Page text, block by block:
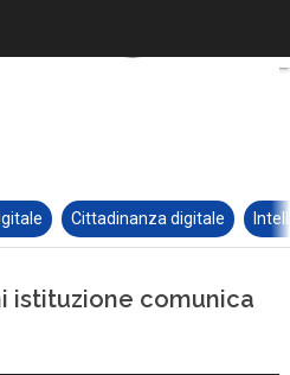
Cittadinanza digitale
istituzione comunica